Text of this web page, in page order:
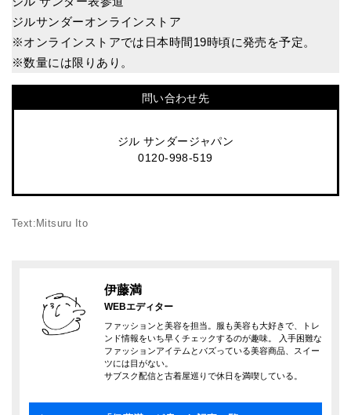
ジルサンダーオンラインストア
※オンラインストアでは日本時間19時頃に発売を予定。
※数量には限りあり。
問い合わせ先
ジル サンダージャパン
0120-998-519
Text:Mitsuru Ito
伊藤満
WEBエディター
ファッションと美容を担当。服も美容も大好きで、トレ
ンド情報をいち早くチェックするのが趣味。 入手困難な
ファッションアイテムとバズっている美容商品、スイー
ツには目がない。
サブスク配信と古着屋巡りで休日を満喫している。